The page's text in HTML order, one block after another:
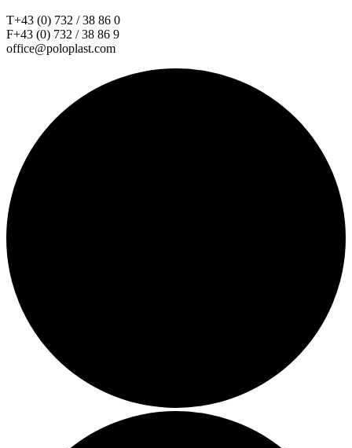
T+43 (0) 732 / 38 86 0
F+43 (0) 732 / 38 86 9
office@poloplast.com